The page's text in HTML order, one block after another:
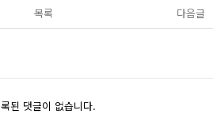
다음글
목록
된 댓글이 없습니다.